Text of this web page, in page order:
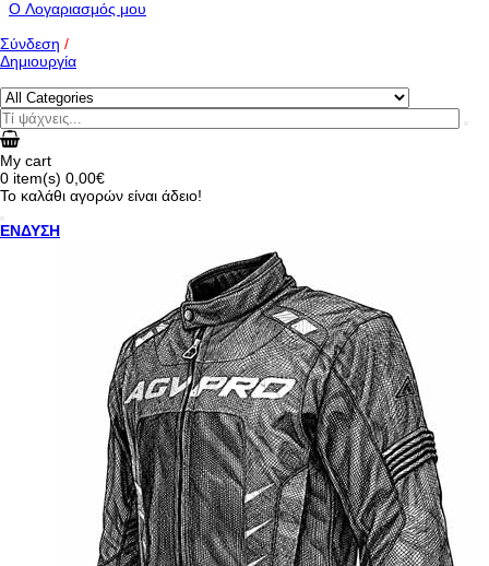
O Λογαριασμός μου
Σύνδεση /
Δημιουργία
My cart
0 item(s) 0,00€
Το καλάθι αγορών είναι άδειο!
ΕΝΔΥΣΗ